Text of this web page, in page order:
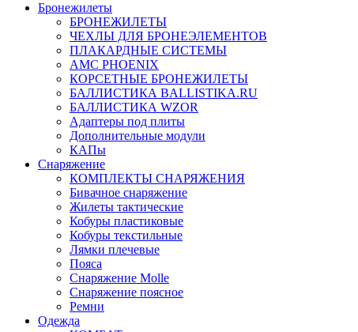
Бронежилеты
БРОНЕЖИЛЕТЫ
ЧЕХЛЫ ДЛЯ БРОНЕЭЛЕМЕНТОВ
ПЛАКАРДНЫЕ СИСТЕМЫ
АМС PHOENIX
КОРСЕТНЫЕ БРОНЕЖИЛЕТЫ
БАЛЛИСТИКА BALLISTIKA.RU
БАЛЛИСТИКА WZOR
Адаптеры под плиты
Дополнительные модули
КАПы
Снаряжение
КОМПЛЕКТЫ СНАРЯЖЕНИЯ
Бивачное снаряжение
Жилеты тактические
Кобуры пластиковые
Кобуры текстильные
Лямки плечевые
Пояса
Снаряжение Molle
Снаряжение поясное
Ремни
Одежда